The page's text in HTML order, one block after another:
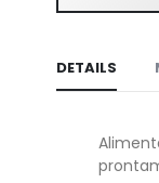
della
immagini
DETAILS